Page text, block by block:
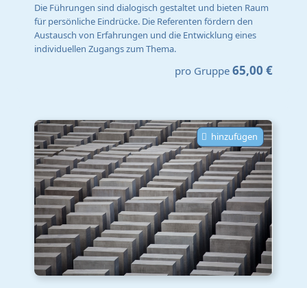
Die Führungen sind dialogisch gestaltet und bieten Raum
für persönliche Eindrücke. Die Referenten fördern den
Austausch von Erfahrungen und die Entwicklung eines
individuellen Zugangs zum Thema.
pro Gruppe 65,00 €
hinzufügen